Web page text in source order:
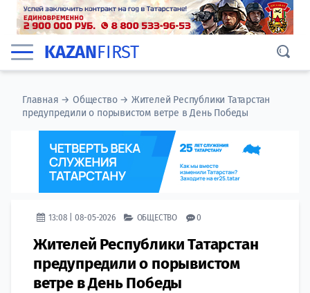
KAZANFIRST
Главная →Общество→ Жителей Республики Татарстан
предупредили о порывистом ветре в День Победы
13:08 | 08-05-2026 ОБЩЕСТВО 0
Жителей Республики Татарстан
предупредили о порывистом
ветре в День Победы